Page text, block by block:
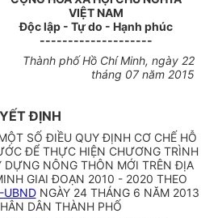
VIỆT NAM
Độc lập - Tự do - Hạnh phúc
--------------------
Thành phố Hồ Chí Minh, ngày 22
tháng 07 năm 2015
ĐỊNH
SỐ ĐIỀU QUY ĐỊNH CƠ CHẾ HỖ
ĐỂ THỰC HIỆN CHƯƠNG TRÌNH
DỰNG NÔNG THÔN MỚI TRÊN ĐỊA
GIAI ĐOẠN 2010 - 2020 THEO
NGÀY 24 THÁNG 6 NĂM 2013
DÂN THÀNH PHỐ